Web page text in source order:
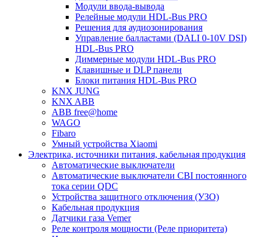
Модули ввода-вывода
Релейные модули HDL-Bus PRO
Решения для аудиозонирования
Управление балластами (DALI 0-10V DSI)
HDL-Bus PRO
Диммерные модули HDL-Bus PRO
Клавишные и DLP панели
Блоки питания HDL-Bus PRO
KNX JUNG
KNX ABB
ABB free@home
WAGO
Fibaro
Умный устройства Xiaomi
Электрика, источники питания, кабельная продукция
Автоматические выключатели
Автоматические выключатели CBI постоянного
тока серии QDC
Устройства защитного отключения (УЗО)
Кабельная продукция
Датчики газа Vemer
Реле контроля мощности (Реле приоритета)